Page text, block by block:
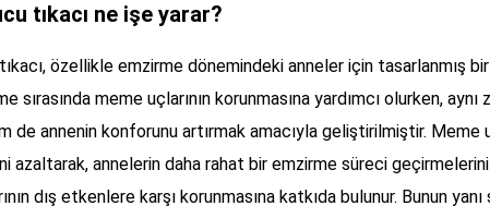
tıkacı ne işe yarar?
özellikle emzirme dönemindeki anneler için tasarlanmış
sırasında meme uçlarının korunmasına yardımcı olurken, aynı
de annenin konforunu artırmak amacıyla geliştirilmiştir. Meme
azaltarak, annelerin daha rahat bir emzirme süreci geçirmelerini
dış etkenlere karşı korunmasına katkıda bulunur. Bunun yanı